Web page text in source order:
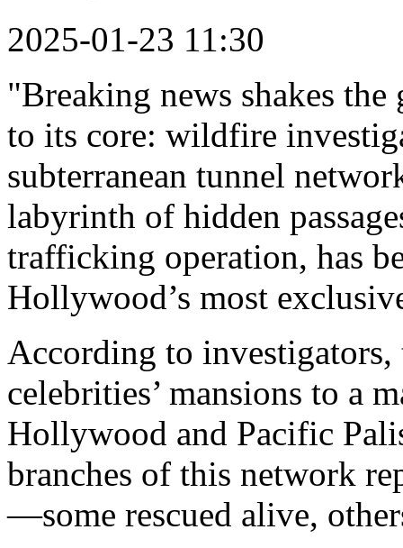
2025-01-23 11:30
"Breaking news shakes
to its core: wildfire
subterranean tunnel
labyrinth of hidden
trafficking operation, has
Hollywood’s most
According to
celebrities’ mansions to a
Hollywood and Pacific
branches of this network
—some rescued alive,